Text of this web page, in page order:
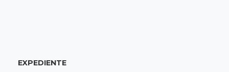
20:15Pedro Juan Caballero
EXPEDIENTE